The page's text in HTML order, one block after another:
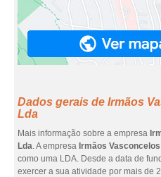
Dados gerais de Irmãos
Lda
Mais informação sobre a empresa
Lda. A empresa Irmãos
como uma LDA. Desde a data de
exercer a sua atividade por mais de